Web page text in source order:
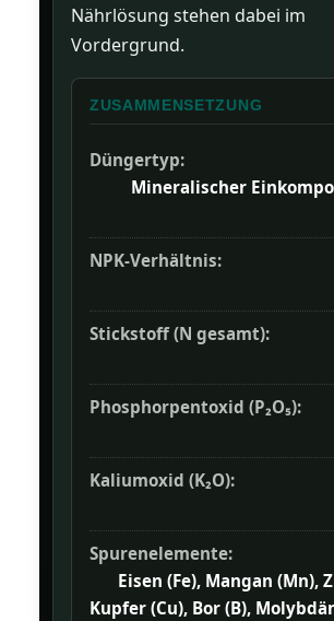
Nährlösung stehen dabei im
Vordergrund.
ZUSAMMENSETZUNG
Düngertyp:
Mineralischer
NPK-Verhältnis:
Stickstoff (N gesamt):
Phosphorpentoxid (P₂O₅):
Kaliumoxid (K₂O):
Spurenelemente:
Eisen (Fe), Mangan (Mn),
Kupfer (Cu), Bor (B),